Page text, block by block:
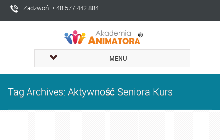
Zadzwoń + 48 577 442 884
MENU
Tag Archives: Aktywność Seniora Kurs